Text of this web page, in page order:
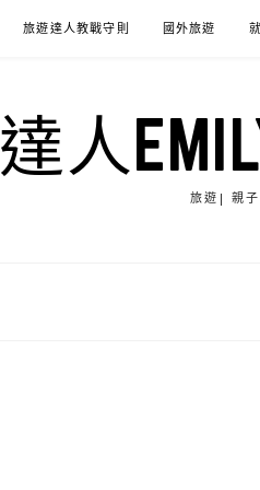
旅遊達人教戰守則 國外旅遊
達人
旅遊| 親